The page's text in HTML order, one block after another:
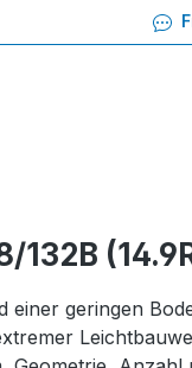
132B
geringen